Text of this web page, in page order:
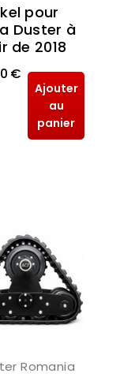
pour
Duster à
de 2018
€
Ajouter
au
panier
Romania